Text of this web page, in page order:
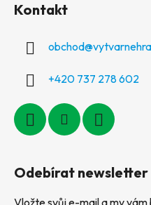
Kontakt
obchod@
+420 737 278 602
Odebírat newsletter